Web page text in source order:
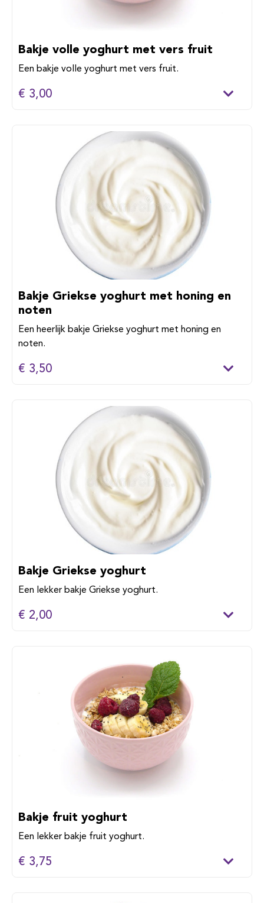
Bakje volle yoghurt met vers fruit
Een bakje volle yoghurt met vers fruit.
€ 3,00
Bakje Griekse yoghurt met honing en
noten
Een heerlijk bakje Griekse yoghurt met honing en
noten.
€ 3,50
Bakje Griekse yoghurt
Een lekker bakje Griekse yoghurt.
€ 2,00
Bakje fruit yoghurt
Een lekker bakje fruit yoghurt.
€ 3,75